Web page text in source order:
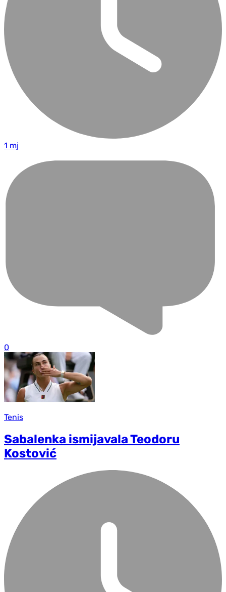
1 mj
0
Tenis
Sabalenka ismijavala Teodoru
Kostović